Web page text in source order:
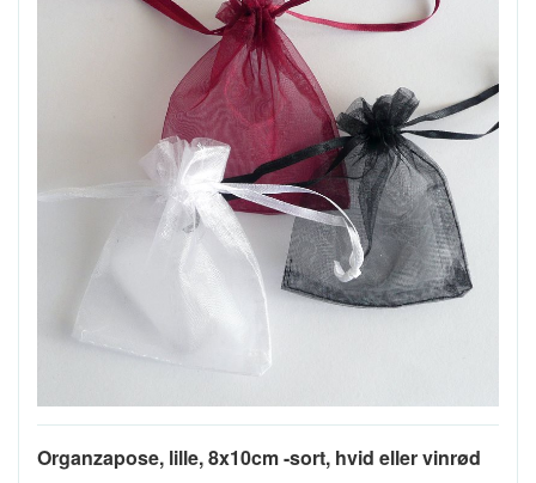
Organzapose, lille, 8x10cm -sort, hvid eller vinrød